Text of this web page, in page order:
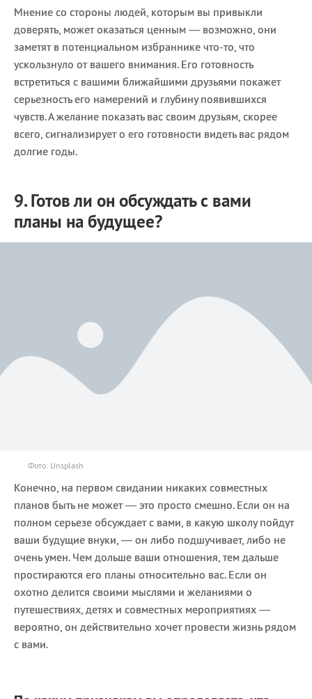
Мнение со стороны людей, которым вы привыкли
доверять, может оказаться ценным — возможно, они
заметят в потенциальном избраннике что-то, что
ускользнуло от вашего внимания. Его готовность
встретиться с вашими ближайшими друзьями покажет
серьезность его намерений и глубину появившихся
чувств. А желание показать вас своим друзьям, скорее
всего, сигнализирует о его готовности видеть вас рядом
долгие годы.
9. Готов ли он обсуждать с вами
планы на будущее?
Фото: Unsplash
Конечно, на первом свидании никаких совместных
планов быть не может — это просто смешно. Если он на
полном серьезе обсуждает с вами, в какую школу пойдут
ваши будущие внуки, — он либо подшучивает, либо не
очень умен. Чем дольше ваши отношения, тем дальше
простираются его планы относительно вас. Если он
охотно делится своими мыслями и желаниями о
путешествиях, детях и совместных мероприятиях —
вероятно, он действительно хочет провести жизнь рядом
с вами.